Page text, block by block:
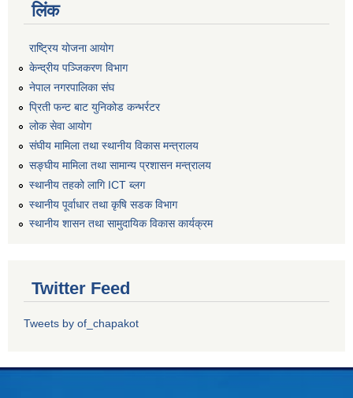
लिंक
राष्ट्रिय योजना आयोग
केन्द्रीय पञ्जिकरण विभाग
नेपाल नगरपालिका संघ
प्रिती फन्ट बाट युनिकोड कन्भर्रटर
लोक सेवा आयोग
संघीय मामिला तथा स्थानीय विकास मन्त्रालय
सङ्घीय मामिला तथा सामान्य प्रशासन मन्त्रालय
स्थानीय तहको लागि ICT ब्लग
स्थानीय पूर्वाधार तथा कृषि सडक विभाग
स्थानीय शासन तथा सामुदायिक विकास कार्यक्रम
Twitter Feed
Tweets by of_chapakot